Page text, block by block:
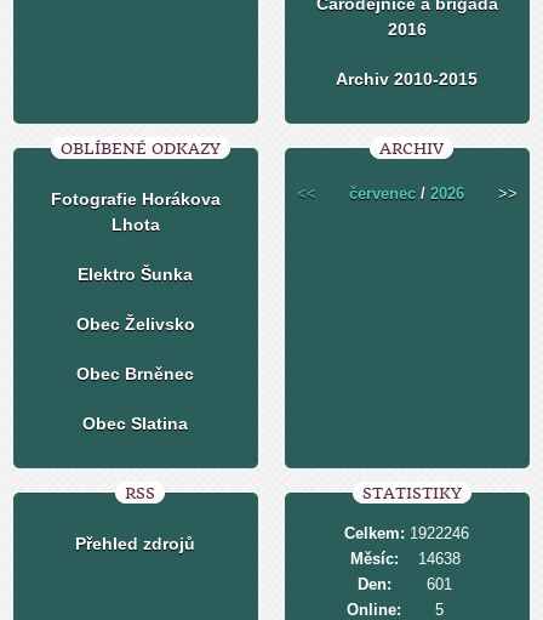
2016
Archiv 2010-2015
OBLÍBENÉ ODKAZY
Fotografie Horákova
Lhota
Elektro Šunka
Obec Želivsko
Obec Brněnec
Obec Slatina
ARCHIV
<< červenec /2026 >>
RSS
Přehled zdrojů
STATISTIKY
Online: 5
Celkem: 1922246
Měsíc:
14638
Den:
601